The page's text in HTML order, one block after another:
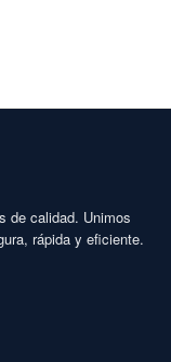
de calidad. Unimos
rápida y eficiente.